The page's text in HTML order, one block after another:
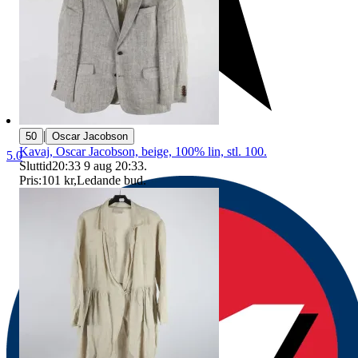
5.0
50 | Oscar Jacobson
Kavaj, Oscar Jacobson, beige, 100% lin, stl. 100.
Sluttid20:33 9 aug 20:33.
Pris:101 kr,Ledande bud.